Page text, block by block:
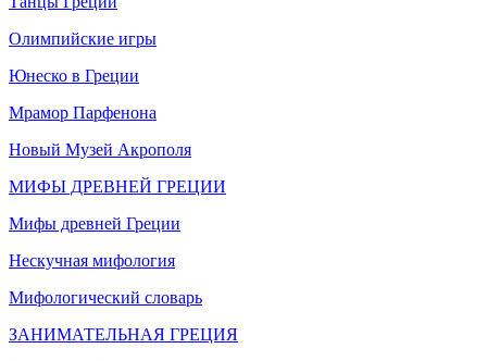
Олимпийские игры
Юнеско в Греции
Мрамор Парфенона
Новый Музей Акрополя
МИФЫ ДРЕВНЕЙ ГРЕЦИИ
Мифы древней Греции
Нескучная мифология
Мифологический словарь
ЗАНИМАТЕЛЬНАЯ ГРЕЦИЯ